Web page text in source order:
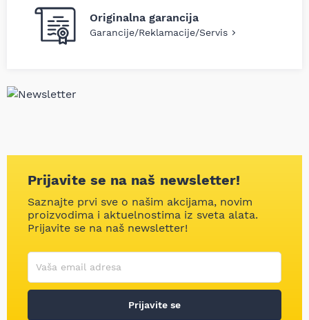
Originalna garancija
Garancije/Reklamacije/Servis
Prijavite se na naš newsletter!
Saznajte prvi sve o našim akcijama, novim
proizvodima i aktuelnostima iz sveta alata.
Prijavite se na naš newsletter!
Korisničko ime
Vaša email adresa
Prijavite se